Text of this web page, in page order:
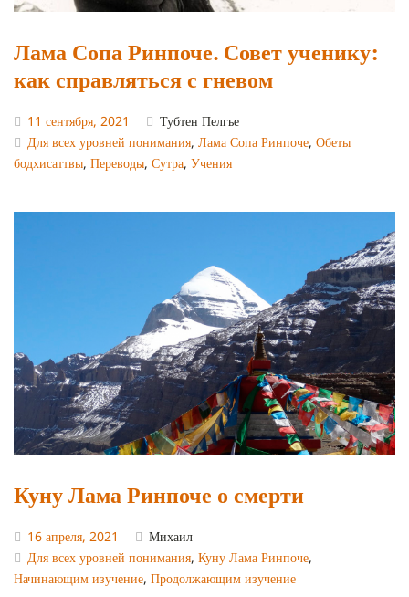
Лама Сопа Ринпоче. Совет ученику:
как справляться с гневом
11 сентября, 2021
Тубтен Пелгье
Для всех уровней понимания, Лама Сопа Ринпоче, Обеты
бодхисаттвы, Переводы, Сутра, Учения
Куну Лама Ринпоче о смерти
16 апреля, 2021
Михаил
Для всех уровней понимания, Куну Лама Ринпоче,
Начинающим изучение, Продолжающим изучение